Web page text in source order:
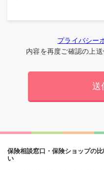
プライバシー
内容を再度ご確認の上
保険相談窓口・保険ショップの
い